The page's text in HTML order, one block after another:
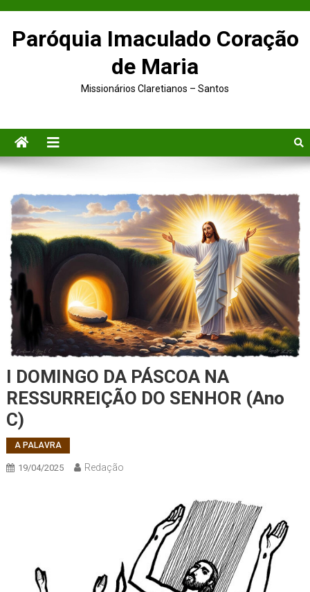
Paróquia Imaculado Coração
de Maria
Missionários Claretianos – Santos
I DOMINGO DA PÁSCOA NA
RESSURREIÇÃO DO SENHOR (Ano
C)
A PALAVRA
19/04/2025 Redação